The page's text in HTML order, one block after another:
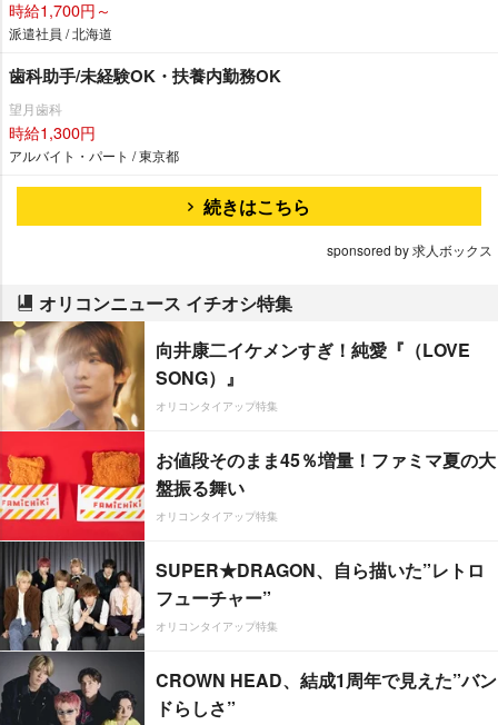
時給1,700円～
派遣社員 / 北海道
歯科助手/未経験OK・扶養内勤務OK
望月歯科
時給1,300円
アルバイト・パート / 東京都
続きはこちら
sponsored by 求人ボックス
オリコンニュース イチオシ特集
向井康二イケメンすぎ！純愛『（LOVE
SONG）』
オリコンタイアップ特集
お値段そのまま45％増量！ファミマ夏の大
盤振る舞い
オリコンタイアップ特集
SUPER★DRAGON、自ら描いた”レトロ
フューチャー”
オリコンタイアップ特集
CROWN HEAD、結成1周年で見えた”バン
ドらしさ”